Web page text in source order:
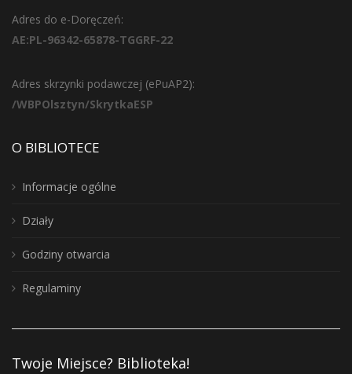
Adres do e-Doręczeń:
AE:PL-96342-65878-TGGRF-22
Adres skrzynki podawczej (ePuAP2):
/WBPOlsztyn/SkrytkaESP
O BIBLIOTECE
Informacje ogólne
Działy
Godziny otwarcia
Regulaminy
Twoje Miejsce? Biblioteka!